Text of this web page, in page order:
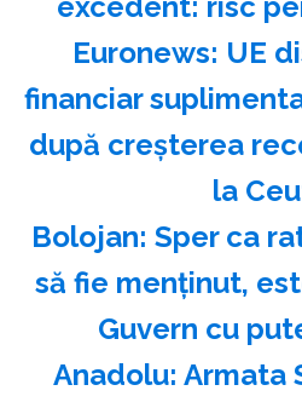
excedent: risc
Euronews: UE
financiar
după creşterea
la
Bolojan: Sper ca
să fie menţinut,
Guvern cu
Anadolu: Armata